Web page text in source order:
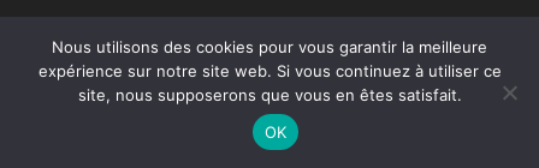
Nous utilisons des cookies pour vous garantir la meilleure
expérience sur notre site web. Si vous continuez à utiliser ce
site, nous supposerons que vous en êtes satisfait.
OK